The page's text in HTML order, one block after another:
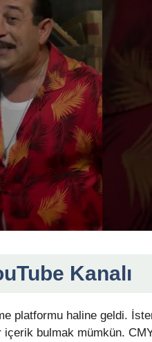
Kanalı
platformu haline geldi.
bulmak mümkün.